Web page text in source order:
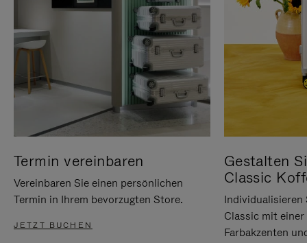
Termin vereinbaren
Vereinbaren Sie einen persönlichen
Termin in Ihrem bevorzugten Store.
JETZT BUCHEN
Gestalten
Classic
Individualisieren
Classic mit
Farbakzenten